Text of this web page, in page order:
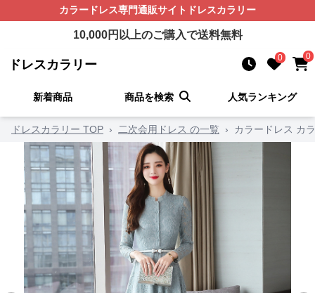
カラードレス専門通販サイト ドレスカラリー
10,000円以上のご購入で送料無料
ドレスカラリー 0 0
新着商品 商品を検索 人気ランキング
ドレスカラリー TOP › 二次会用ドレス の一覧 › カラードレス カ